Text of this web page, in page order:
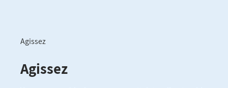
Fil
d'Ariane
Agissez
Agissez